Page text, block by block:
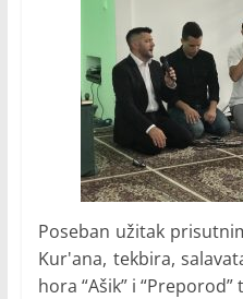
Poseban užitak
Kur'ana, tekbira,
hora “Ašik” i